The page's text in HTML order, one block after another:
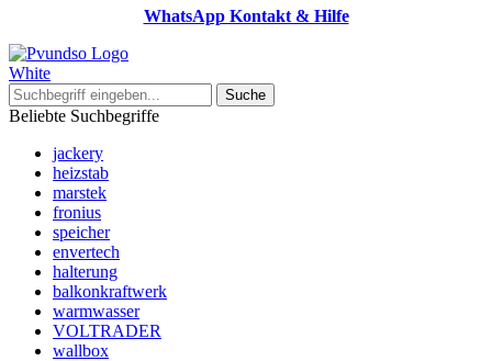
WhatsApp Kontakt & Hilfe
Suche
Beliebte Suchbegriffe
jackery
heizstab
marstek
fronius
speicher
envertech
halterung
balkonkraftwerk
warmwasser
VOLTRADER
wallbox